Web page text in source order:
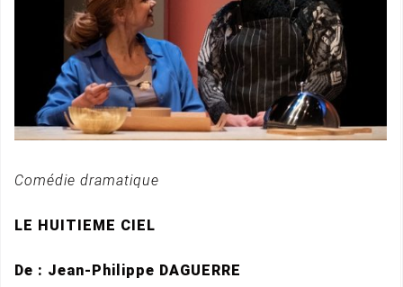
Comédie dramatique
LE HUITIEME CIEL
De : Jean-Philippe DAGUERRE